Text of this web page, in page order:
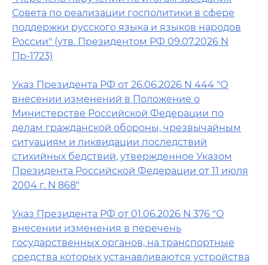
Совета по реализации госполитики в сфере
поддержки русского языка и языков народов
России" (утв. Президентом РФ 09.07.2026 N
Пр-1723)
Указ Президента РФ от 26.06.2026 N 444 "О
внесении изменений в Положение о
Министерстве Российской Федерации по
делам гражданской обороны, чрезвычайным
ситуациям и ликвидации последствий
стихийных бедствий, утвержденное Указом
Президента Российской Федерации от 11 июля
2004 г. N 868"
Указ Президента РФ от 01.06.2026 N 376 "О
внесении изменения в перечень
государственных органов, на транспортные
средства которых устанавливаются устройства